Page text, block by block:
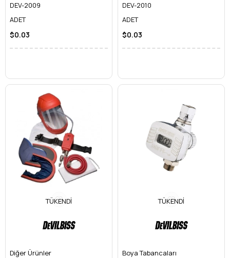
DEV-2009
ADET
$0.03
DEV-2010
ADET
$0.03
TÜKENDI
Diğer Ürünler
TÜKENDI
Boya Tabancaları